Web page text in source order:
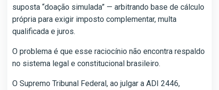
suposta “doação simulada” — arbitrando base de cálculo
própria para exigir imposto complementar, multa
qualificada e juros.
O problema é que esse raciocínio não encontra respaldo
no sistema legal e constitucional brasileiro.
O Supremo Tribunal Federal, ao julgar a ADI 2446,